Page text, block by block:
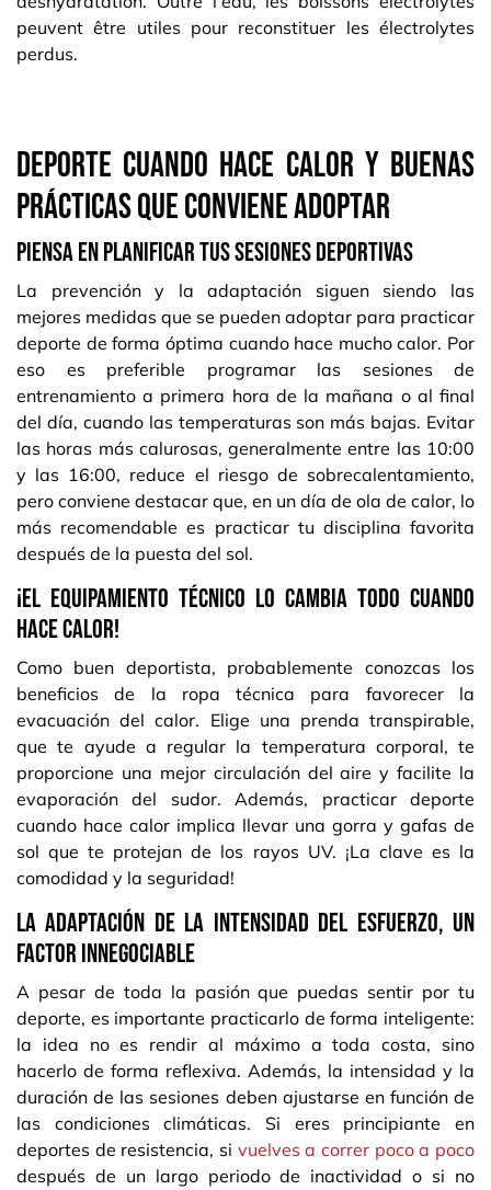
peuvent être utiles pour reconstituer les électrolytes
perdus.
Deporte cuando hace calor y buenas
prácticas que conviene adoptar
Piensa en planificar tus sesiones deportivas
La prevención y la adaptación siguen siendo las
mejores medidas que se pueden adoptar para practicar
deporte de forma óptima cuando hace mucho calor. Por
eso es preferible programar las sesiones de
entrenamiento a primera hora de la mañana o al final
del día, cuando las temperaturas son más bajas. Evitar
las horas más calurosas, generalmente entre las 10:00
y las 16:00, reduce el riesgo de sobrecalentamiento,
pero conviene destacar que, en un día de ola de calor, lo
más recomendable es practicar tu disciplina favorita
después de la puesta del sol.
¡El equipamiento técnico lo cambia todo cuando
hace calor!
Como buen deportista, probablemente conozcas los
beneficios de la ropa técnica para favorecer la
evacuación del calor. Elige una prenda transpirable,
que te ayude a regular la temperatura corporal, te
proporcione una mejor circulación del aire y facilite la
evaporación del sudor. Además, practicar deporte
cuando hace calor implica llevar una gorra y gafas de
sol que te protejan de los rayos UV. ¡La clave es la
comodidad y la seguridad!
La adaptación de la intensidad del esfuerzo, un
factor innegociable
A pesar de toda la pasión que puedas sentir por tu
deporte, es importante practicarlo de forma inteligente:
la idea no es rendir al máximo a toda costa, sino
hacerlo de forma reflexiva. Además, la intensidad y la
duración de las sesiones deben ajustarse en función de
las condiciones climáticas. Si eres principiante en
deportes de resistencia, si vuelves a correr poco a poco
después de un largo periodo de inactividad o si no